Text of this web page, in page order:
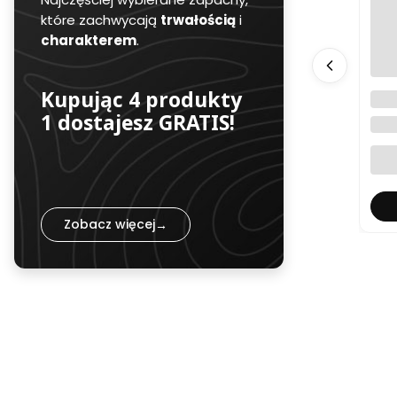
które zachwycają trwałościąi
charakterem.
Kupując 4 produkty
1 dostajesz GRATIS!
Zobacz więcej→